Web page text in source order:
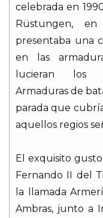
celebrada en
Rüstungen,
presentaba una
en las
lucieran los
Armaduras de
parada que
aquellos regios
El exquisito
Fernando II del
la llamada
Ambras, junto a